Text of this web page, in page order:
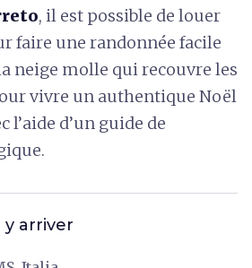
, il est possible de louer
faire une randonnée facile
neige molle qui recouvre les
vivre un authentique Noël
l’aide d’un guide de
arriver